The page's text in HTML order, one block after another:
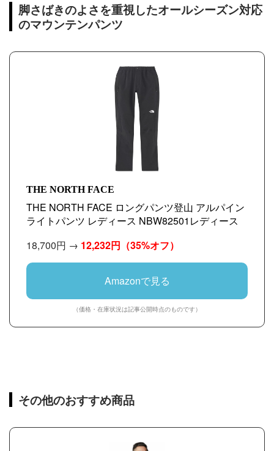
脚さばきのよさを重視したオールシーズン対応
のマウンテンパンツ
THE NORTH FACE
THE NORTH FACE ロングパンツ登山 アルパイン
ライトパンツ レディース NBW82501レディース
18,700円 → 12,232円 （35%オフ）
Amazonで見る
（価格・在庫状況は記事公開時点のものです）
その他のおすすめ商品